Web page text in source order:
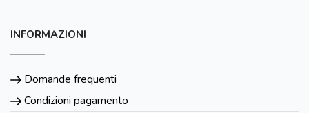
INFORMAZIONI
Domande frequenti
Condizioni pagamento